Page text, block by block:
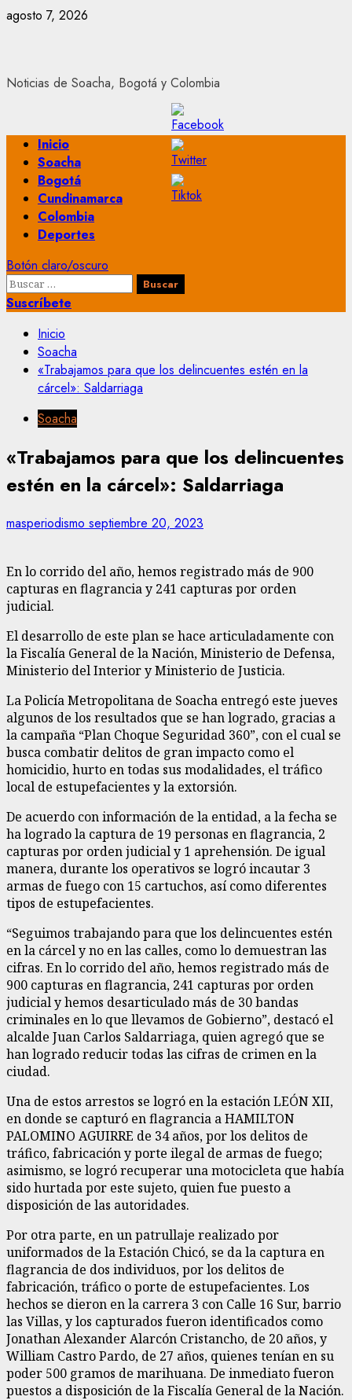
Saltar
agosto 7, 2026
Noticias de Soacha, Bogotá y Colombia
Menú
principal
Inicio
Soacha
Bogotá
Cundinamarca
Colombia
Deportes
Botón claro/oscuro
Buscar:
Suscríbete
Inicio
Soacha
«Trabajamos para que los delincuentes estén en la
cárcel»: Saldarriaga
Soacha
«Trabajamos para que los delincuentes
estén en la cárcel»: Saldarriaga
masperiodismo septiembre 20, 2023
En lo corrido del año, hemos registrado más de 900
capturas en flagrancia y 241 capturas por orden
judicial.
El desarrollo de este plan se hace articuladamente con
la Fiscalía General de la Nación, Ministerio de Defensa,
Ministerio del Interior y Ministerio de Justicia.
La Policía Metropolitana de Soacha entregó este jueves
algunos de los resultados que se han logrado, gracias a
la campaña “Plan Choque Seguridad 360”, con el cual se
busca combatir delitos de gran impacto como el
homicidio, hurto en todas sus modalidades, el tráfico
local de estupefacientes y la extorsión.
De acuerdo con información de la entidad, a la fecha se
ha logrado la captura de 19 personas en flagrancia, 2
capturas por orden judicial y 1 aprehensión. De igual
manera, durante los operativos se logró incautar 3
armas de fuego con 15 cartuchos, así como diferentes
tipos de estupefacientes.
“Seguimos trabajando para que los delincuentes estén
en la cárcel y no en las calles, como lo demuestran las
cifras. En lo corrido del año, hemos registrado más de
900 capturas en flagrancia, 241 capturas por orden
judicial y hemos desarticulado más de 30 bandas
criminales en lo que llevamos de Gobierno”, destacó el
alcalde Juan Carlos Saldarriaga, quien agregó que se
han logrado reducir todas las cifras de crimen en la
ciudad.
Una de estos arrestos se logró en la estación LEÓN XII,
en donde se capturó en flagrancia a HAMILTON
PALOMINO AGUIRRE de 34 años, por los delitos de
tráfico, fabricación y porte ilegal de armas de fuego;
asimismo, se logró recuperar una motocicleta que había
sido hurtada por este sujeto, quien fue puesto a
disposición de las autoridades.
Por otra parte, en un patrullaje realizado por
uniformados de la Estación Chicó, se da la captura en
flagrancia de dos individuos, por los delitos de
fabricación, tráfico o porte de estupefacientes. Los
hechos se dieron en la carrera 3 con Calle 16 Sur, barrio
las Villas, y los capturados fueron identificados como
Jonathan Alexander Alarcón Cristancho, de 20 años, y
William Castro Pardo, de 27 años, quienes tenían en su
poder 500 gramos de marihuana. De inmediato fueron
puestos a disposición de la Fiscalía General de la Nación.